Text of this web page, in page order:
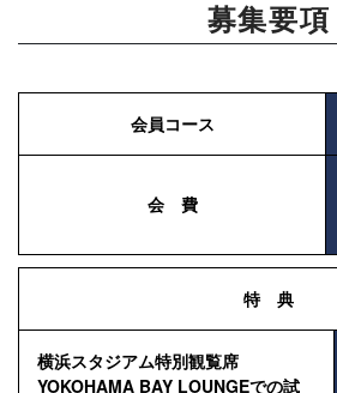
募集要項
会員コース
会 費
特 典
横浜スタジアム特別観覧席
YOKOHAMA BAY LOUNGEでの試